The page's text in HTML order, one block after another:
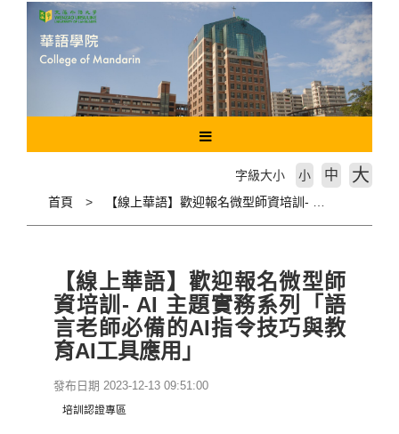
首頁 【線上華語】歡迎報名微型師資培訓- AI 主題實務系列「語言老師必備的AI指令技巧與教育AI工具應用」
字級大小 小 中 大
【線上華語】歡迎報名微型師
資培訓- AI 主題實務系列「語
言老師必備的AI指令技巧與教
育AI工具應用」
發布日期 2023-12-13 09:51:00
培訓認證專區